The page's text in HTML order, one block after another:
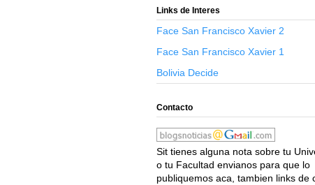
Links de Interes
Face San Francisco Xavier 2
Face San Francisco Xavier 1
Bolivia Decide
Contacto
Sit tienes alguna nota sobre tu
o tu Facultad envianos para que lo
publiquemos aca, tambien links de